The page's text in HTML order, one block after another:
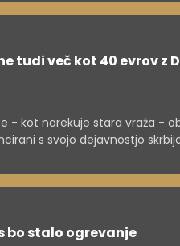
Hriberšek.
tudi več kot 40 evrov z
- kot narekuje stara vraža -
s svojo dejavnostjo
saj je ob rednih
bo stalo ogrevanje